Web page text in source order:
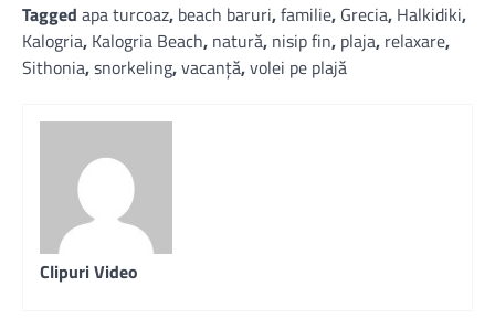
Tagged apa turcoaz, beach baruri,familie, Grecia, Halkidiki,
Kalogria, Kalogria Beach, natură, nisip fin, plaja, relaxare,
Sithonia,snorkeling,vacanță,volei pe plajă
Clipuri Video